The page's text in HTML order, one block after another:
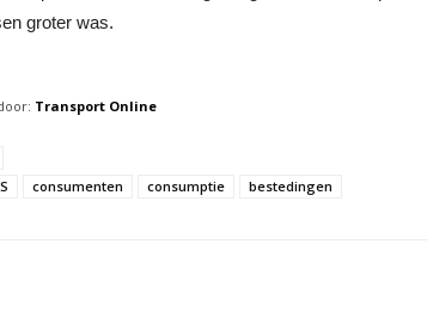
groter was.
Transport Online
consumenten consumptie bestedingen